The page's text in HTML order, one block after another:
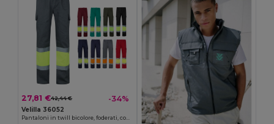
27,81 €42,44 € -34%
Velilla 36052
Pantaloni in twill bicolore, foderati, con diverse tasche, in cotone (20%) e poliestere (80%)